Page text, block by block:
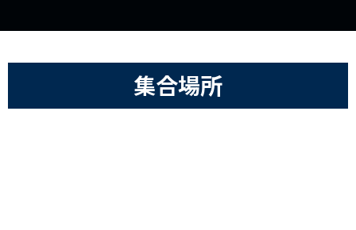
集合場所